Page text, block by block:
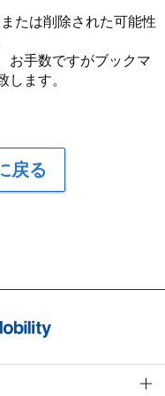
たは削除された可能性
お手数ですがブックマ
します。
戻る